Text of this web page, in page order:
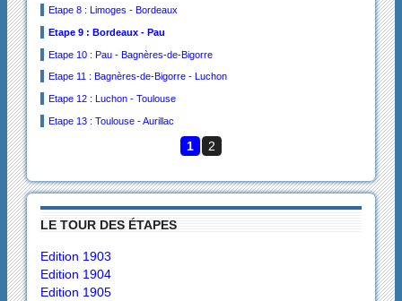
Etape 8 : Limoges - Bordeaux
Etape 9 : Bordeaux - Pau
Etape 10 : Pau - Bagnères-de-Bigorre
Etape 11 : Bagnères-de-Bigorre - Luchon
Etape 12 : Luchon - Toulouse
Etape 13 : Toulouse - Aurillac
1 2
LE TOUR DES ÉTAPES
Edition 1903
Edition 1904
Edition 1905